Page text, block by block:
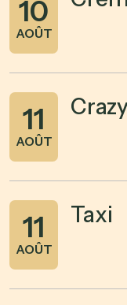
10
AOÛT
11
AOÛT
11
AOÛT
Taxi